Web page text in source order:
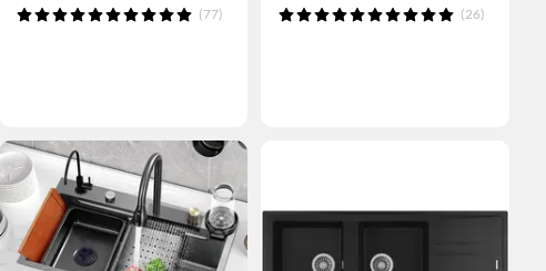
(77) (26)